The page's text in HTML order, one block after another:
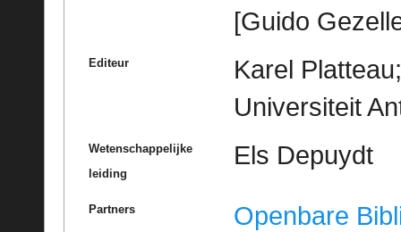
[Guido
Editeur
Karel
Universiteit
Wetenschappelijke
leiding
Els Depuydt
Partners
Openbare